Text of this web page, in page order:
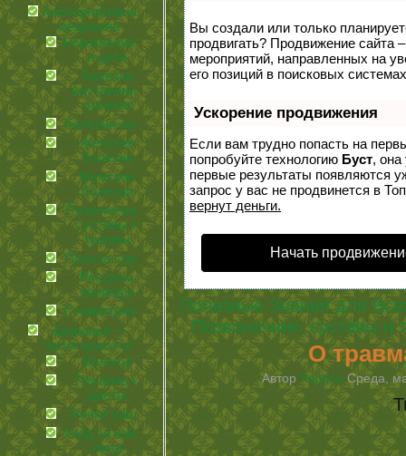
Альтернативная
медицина
Беременность
и дети
болезни
внутренних
органов
болезни кожи
Женские
болезни
Мужские
болезни
Позвоночник,
суставы и
травмы
Польза соков
Ресурсы
природы
Стоматология
Здоровье —
залог красоты
Волосы
Питание и
диеты
Ручки наши
Уход за кожей
лица
Вы создали или только
продвигать? Продвижение сайта
мероприятий, направленных на
его позиций в поисковых
Ускорение продвижения
Если вам трудно попасть на
попробуйте технологию Буст, она
первые результаты появляются
запрос у вас не продвинется в
вернут деньги.
Начать
Полезные Знания для
Позвоночник, суставы и
О
Автор Лариса Среда,